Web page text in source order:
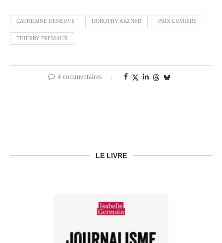
CATHERINE DENEUVE DOROTHY ARZNER PRIX LUMIÈRE
THIERRY FREMAUX
4 commentaires
LE LIVRE